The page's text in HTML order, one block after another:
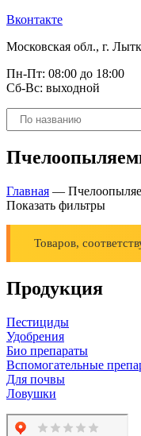
Вконтакте
Московская обл., г.
Пн-Пт: 08:00 до 18:00
Сб-Вс: выходной
Поиск
товаров
Главная —
Показать фильтры
Товаров,
Продукция
Пестициды
Удобрения
Био препараты
Вспомогательные
Для почвы
Ловушки